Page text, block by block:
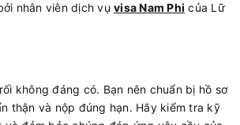
nhân viên dịch vụ visa Nam Phi của Lữ
không đáng có. Bạn nên chuẩn bị hồ sơ
thận và nộp đúng hạn. Hãy kiểm tra kỹ